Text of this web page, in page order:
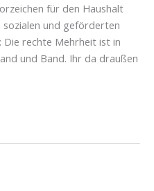
für den Haushalt
sozialen und geförderten
rechte Mehrheit ist in
und Band. Ihr da draußen